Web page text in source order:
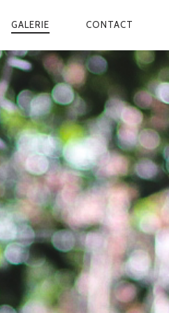
GALERIE CONTACT